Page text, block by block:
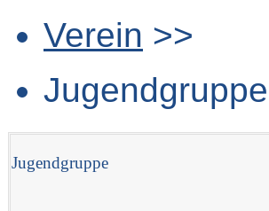
Verein >>
Jugendgruppe
Jugendgruppe